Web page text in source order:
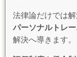
法律論だけでは
パーソナルトレ
解決へ導きます。